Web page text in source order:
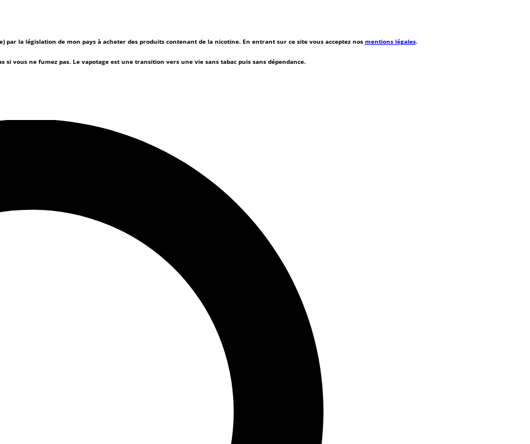
par la législation de mon pays à acheter des produits contenant de la nicotine. En entrant sur ce site vous acceptez nos mentions légales.
si vous ne fumez pas. Le vapotage est une transition vers une vie sans tabac puis sans dépendance.